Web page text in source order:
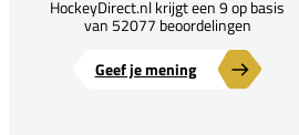
HockeyDirect.nl krijgt een 9 op basis
van 52077 beoordelingen
Geef je mening